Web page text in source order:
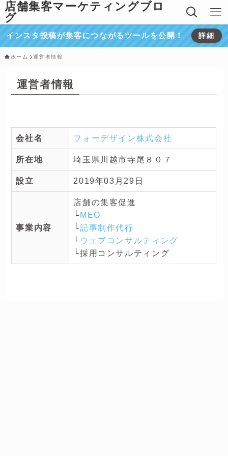
店舗集客マーケティングブロ
グ
インスタ投稿が集客につながるツールを公開！ 詳細
ホーム 運営者情報
運営者情報
会社名 フォーデザイン株式会社
所在地 埼玉県川越市寺尾８０７
設立 2019年03月29日
事業内容
店舗の集客促進
└MEO
└記事制作代行
└ウェブコンサルティング
└採用コンサルティング